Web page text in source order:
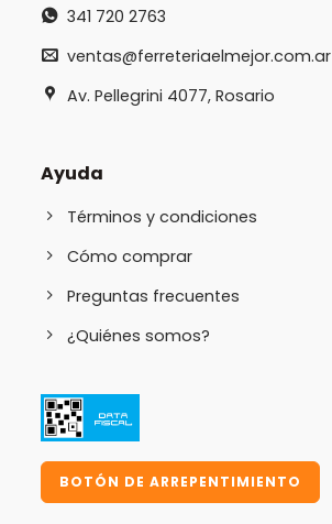
341 720 2763
ventas@ferreteriaelmejor.com.ar
Av. Pellegrini 4077, Rosario
Ayuda
Términos y condiciones
Cómo comprar
Preguntas frecuentes
¿Quiénes somos?
BOTÓN DE ARREPENTIMIENTO